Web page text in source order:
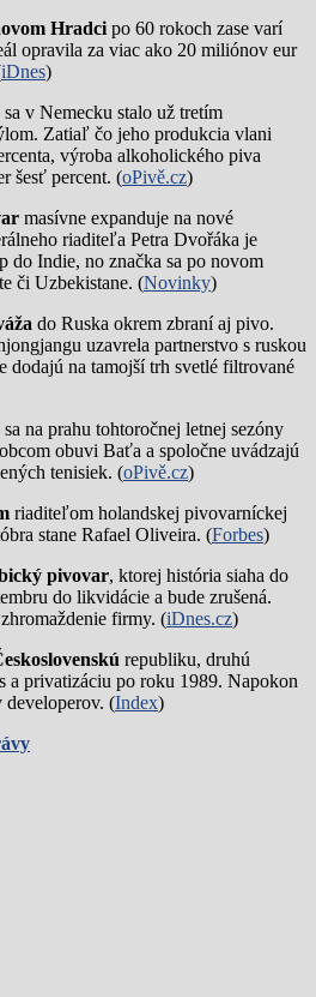
Hradci po 60 rokoch zase varí
opravila za viac ako 20 miliónov eur
iDnes)
sa v Nemecku stalo už tretím
Zatiaľ čo jeho produkcia vlani
výroba alkoholického piva
šesť percent. (oPivě.cz)
masívne expanduje na nové
riaditeľa Petra Dvořáka je
do Indie, no značka sa po novom
či Uzbekistane. (Novinky)
do Ruska okrem zbraní aj pivo.
uzavrela partnerstvo s ruskou
dodajú na tamojší trh svetlé filtrované
sa na prahu tohtoročnej letnej sezóny
obuvi Baťa a spoločne uvádzajú
tenisiek. (oPivě.cz)
riaditeľom holandskej pivovarníckej
stane Rafael Oliveira. (Forbes)
pivovar, ktorej história siaha do
do likvidácie a bude zrušená.
firmy. (iDnes.cz)
republiku, druhú
a privatizáciu po roku 1989. Napokon
(Index)